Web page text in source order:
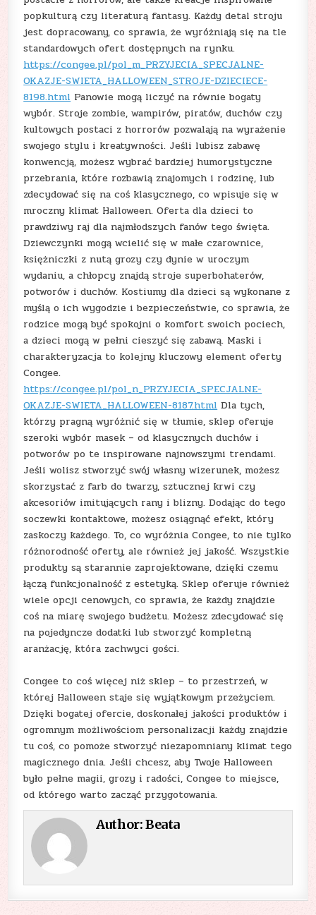
popkulturą czy literaturą fantasy. Każdy detal stroju
jest dopracowany, co sprawia, że wyróżniają się na tle
standardowych ofert dostępnych na rynku.
https://congee.pl/pol_m_PRZYJECIA_SPECJALNE-
OKAZJE-SWIETA_HALLOWEEN_STROJE-DZIECIECE-
8198.html Panowie mogą liczyć na równie bogaty
wybór. Stroje zombie, wampirów, piratów, duchów czy
kultowych postaci z horrorów pozwalają na wyrażenie
swojego stylu i kreatywności. Jeśli lubisz zabawę
konwencją, możesz wybrać bardziej humorystyczne
przebrania, które rozbawią znajomych i rodzinę, lub
zdecydować się na coś klasycznego, co wpisuje się w
mroczny klimat Halloween. Oferta dla dzieci to
prawdziwy raj dla najmłodszych fanów tego święta.
Dziewczynki mogą wcielić się w małe czarownice,
księżniczki z nutą grozy czy dynie w uroczym
wydaniu, a chłopcy znajdą stroje superbohaterów,
potworów i duchów. Kostiumy dla dzieci są wykonane z
myślą o ich wygodzie i bezpieczeństwie, co sprawia, że
rodzice mogą być spokojni o komfort swoich pociech,
a dzieci mogą w pełni cieszyć się zabawą. Maski i
charakteryzacja to kolejny kluczowy element oferty
Congee.
https://congee.pl/pol_n_PRZYJECIA_SPECJALNE-
OKAZJE-SWIETA_HALLOWEEN-8187.html Dla tych,
którzy pragną wyróżnić się w tłumie, sklep oferuje
szeroki wybór masek – od klasycznych duchów i
potworów po te inspirowane najnowszymi trendami.
Jeśli wolisz stworzyć swój własny wizerunek, możesz
skorzystać z farb do twarzy, sztucznej krwi czy
akcesoriów imitujących rany i blizny. Dodając do tego
soczewki kontaktowe, możesz osiągnąć efekt, który
zaskoczy każdego. To, co wyróżnia Congee, to nie tylko
różnorodność oferty, ale również jej jakość. Wszystkie
produkty są starannie zaprojektowane, dzięki czemu
łączą funkcjonalność z estetyką. Sklep oferuje również
wiele opcji cenowych, co sprawia, że każdy znajdzie
coś na miarę swojego budżetu. Możesz zdecydować się
na pojedyncze dodatki lub stworzyć kompletną
aranżację, która zachwyci gości.
Congee to coś więcej niż sklep – to przestrzeń, w
której Halloween staje się wyjątkowym przeżyciem.
Dzięki bogatej ofercie, doskonałej jakości produktów i
ogromnym możliwościom personalizacji każdy znajdzie
tu coś, co pomoże stworzyć niezapomniany klimat tego
magicznego dnia. Jeśli chcesz, aby Twoje Halloween
było pełne magii, grozy i radości, Congee to miejsce,
od którego warto zacząć przygotowania.
Author:Beata